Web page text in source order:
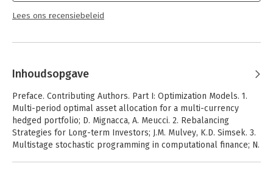
Lees ons recensiebeleid
Inhoudsopgave
Preface. Contributing Authors. Part I: Optimization Models. 1.
Multi-period optimal asset allocation for a multi-currency
hedged portfolio; D. Mignacca, A. Meucci. 2. Rebalancing
Strategies for Long-term Investors; J.M. Mulvey, K.D. Simsek. 3.
Multistage stochastic programming in computational finance; N.